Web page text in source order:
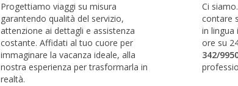
Progettiamo viaggi su misura
garantendo qualità del servizio,
attenzione ai dettagli e assistenza
costante. Affidati al tuo cuore per
immaginare la vacanza ideale, alla
nostra esperienza per trasformarla in
realtà.
Ci
contare
in lingua
ore su
342/